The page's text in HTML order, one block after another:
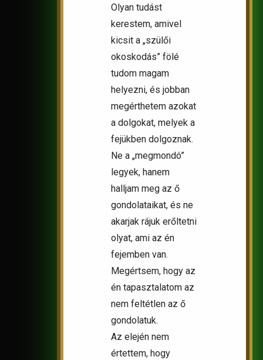
Olyan tudást
kerestem, amivel
kicsit a „szülői
okoskodás” fölé
tudom magam
helyezni, és jobban
megérthetem azokat
a dolgokat, melyek a
fejükben dolgoznak.
Ne a „megmondó”
legyek, hanem
halljam meg az ő
gondolataikat, és ne
akarjak rájuk erőltetni
olyat, ami az én
fejemben van.
Megértsem, hogy az
én tapasztalatom az
nem feltétlen az ő
gondolatuk.
Az elején nem
értettem, hogy